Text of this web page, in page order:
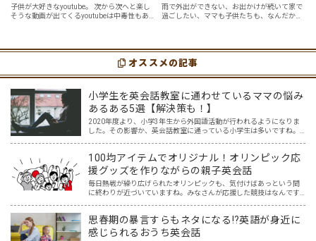
好んで見るyoutube英語動画５
選
子供が大好きなyoutube。 次から次へと楽し
そうな動画が出てくるyoutubeは中毒性もあ
youtubeやゲーム、アプリだ…
ガを楽しめる「youtube動画」
７選
雨で外出ができない、お出かけが続いて家で
過ごしたい、ママも子供たちも、なんだか疲
スメの「youtube動画」を紹介します…
オススメの記事
小学生を英会話教室に通わせているママの悩み
あるある5選【解決策も！】
2020年度より、小学3年生から外国語活動が行われるようになりま
した。その影響か、英会話教室に通っている小学生は多いですね。
100均アイテムでオリジナル！オリンピック応
援グッズを作りながらの親子英会話
毎日熱戦が繰り広げられたオリンピックも、気付けばあっという間
に終わりが近づいていますね。みなさんが応援した競技はなんです
思春期の暴言すらもネタになる⁉英語が身近に
感じられるおうち英会話